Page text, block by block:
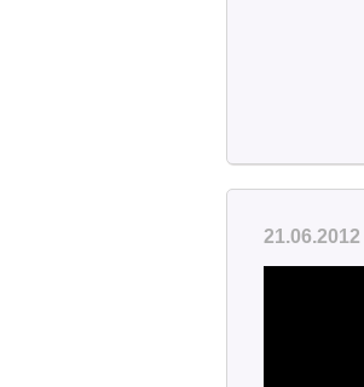
21.06.2012